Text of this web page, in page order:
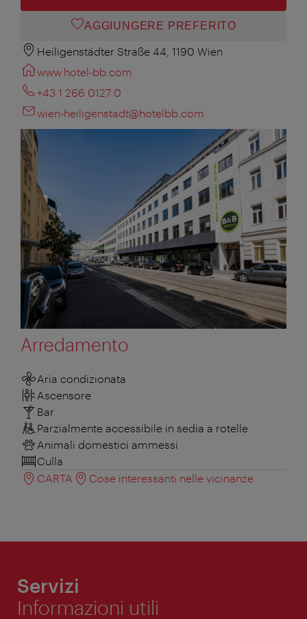
AGGIUNGERE PREFERITO
Heiligenstädter Straße 44, 1190 Wien
www.hotel-bb.com
+43 1 266 0127 0
wien-heiligenstadt@hotelbb.com
Arredamento
Aria condizionata
Ascensore
Bar
Parzialmente accessibile in sedia a rotelle
Animali domestici ammessi
Culla
CARTA
Cose interessanti nelle vicinanze
Servizi
Informazioni utili